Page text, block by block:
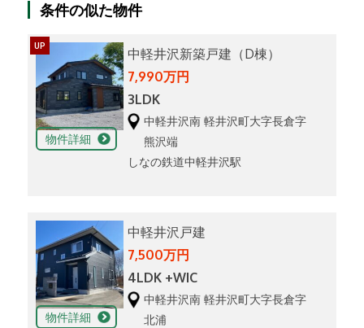
条件の似た物件
UP
中軽井沢新築戸建（D棟）
7,990万円
3LDK
中軽井沢南 軽井沢町大字長倉字
熊沢端
しなの鉄道中軽井沢駅
物件詳細
中軽井沢戸建
7,500万円
4LDK +WIC
中軽井沢南 軽井沢町大字長倉字
北浦
物件詳細